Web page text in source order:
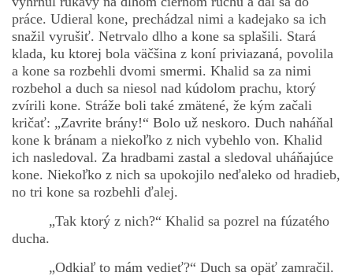
práce. Udieral kone, prechádzal nimi a kadejako sa ich
snažil vyrušiť. Netrvalo dlho a kone sa splašili. Stará
klada, ku ktorej bola väčšina z koní priviazaná, povolila
a kone sa rozbehli dvomi smermi. Khalid sa za nimi
rozbehol a duch sa niesol nad kúdolom prachu, ktorý
zvírili kone. Stráže boli také zmätené, že kým začali
kričať: „Zavrite brány!“ Bolo už neskoro. Duch naháňal
kone k bránam a niekoľko z nich vybehlo von. Khalid
ich nasledoval. Za hradbami zastal a sledoval uháňajúce
kone. Niekoľko z nich sa upokojilo neďaleko od hradieb,
no tri kone sa rozbehli ďalej.
„Tak ktorý z nich?“ Khalid sa pozrel na fúzatého
ducha.
„Odkiaľ to mám vedieť?“ Duch sa opäť zamračil.